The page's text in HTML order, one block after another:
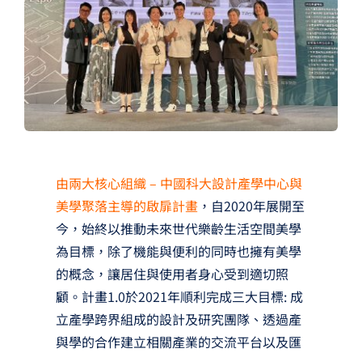
夢想購物
由兩大核心組織 – 中國科大設計產學中心與
美學聚落主導的啟扉計畫，自2020年展開至
今，始終以推動未來世代樂齡生活空間美學
為目標，除了機能與便利的同時也擁有美學
的概念，讓居住與使用者身心受到適切照
顧。計畫1.0於2021年順利完成三大目標: 成
立產學跨界組成的設計及研究團隊、透過產
與學的合作建立相關產業的交流平台以及匯